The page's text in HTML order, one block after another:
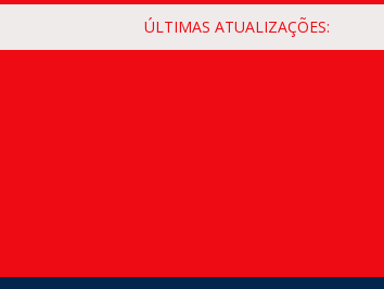
ÚLTIMAS ATUALIZAÇÕES: